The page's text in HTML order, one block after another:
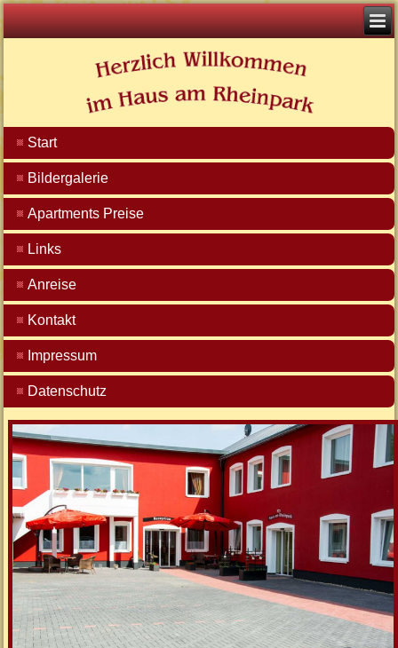
Start
Bildergalerie
Apartments Preise
Links
Anreise
Kontakt
Impressum
Datenschutz